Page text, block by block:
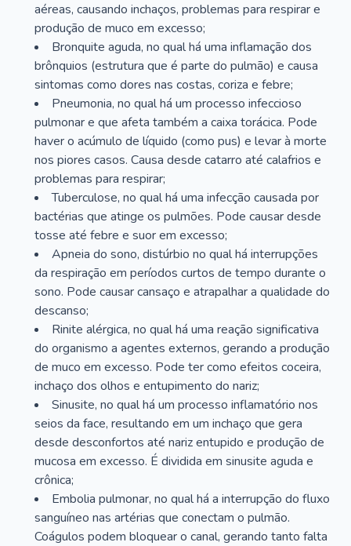
aéreas, causando inchaços, problemas para respirar e
produção de muco em excesso;
Bronquite aguda, no qual há uma inflamação dos
brônquios (estrutura que é parte do pulmão) e causa
sintomas como dores nas costas, coriza e febre;
Pneumonia, no qual há um processo infeccioso
pulmonar e que afeta também a caixa torácica. Pode
haver o acúmulo de líquido (como pus) e levar à morte
nos piores casos. Causa desde catarro até calafrios e
problemas para respirar;
Tuberculose, no qual há uma infecção causada por
bactérias que atinge os pulmões. Pode causar desde
tosse até febre e suor em excesso;
Apneia do sono, distúrbio no qual há interrupções
da respiração em períodos curtos de tempo durante o
sono. Pode causar cansaço e atrapalhar a qualidade do
descanso;
Rinite alérgica, no qual há uma reação significativa
do organismo a agentes externos, gerando a produção
de muco em excesso. Pode ter como efeitos coceira,
inchaço dos olhos e entupimento do nariz;
Sinusite, no qual há um processo inflamatório nos
seios da face, resultando em um inchaço que gera
desde desconfortos até nariz entupido e produção de
mucosa em excesso. É dividida em sinusite aguda e
crônica;
Embolia pulmonar, no qual há a interrupção do fluxo
sanguíneo nas artérias que conectam o pulmão.
Coágulos podem bloquear o canal, gerando tanto falta